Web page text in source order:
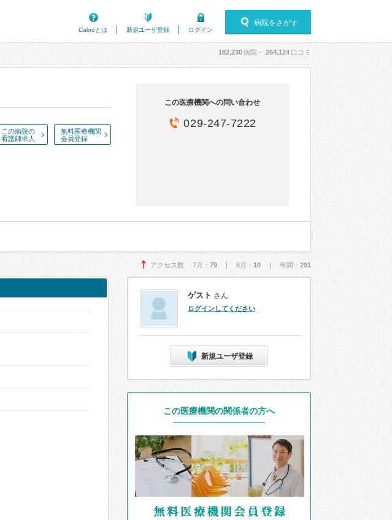
Calooとは
新規ユーザ登録 ログイン
病院をさがす
182,230病院・ 264,124 口コミ
この病院の
看護師求人
無料医療機関
会員登録
この医療機関への問い合わせ
029-247-7222
アクセス数 7月： 79 | 6月： 10 | 年間： 291
ゲスト さん
ログインしてください
新規ユーザ登録
この医療機関の関係者の方へ